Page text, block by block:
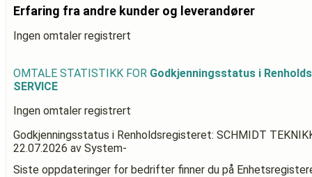
Erfaring fra andre kunder og leverandører
Ingen omtaler registrert
OMTALE STATISTIKK FOR Godkjenningsstatus i
SERVICE
Ingen omtaler registrert
Godkjenningsstatus i Renholdsregisteret: SCHMIDT
22.07.2026 av System-
Siste oppdateringer for bedrifter finner du på